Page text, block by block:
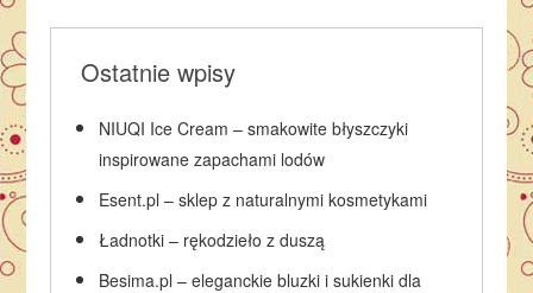
Ostatnie wpisy
NIUQI Ice Cream – smakowite błyszczyki
inspirowane zapachami lodów
Esent.pl – sklep z naturalnymi kosmetykami
Ładnotki – rękodzieło z duszą
Besima.pl – eleganckie bluzki i sukienki dla